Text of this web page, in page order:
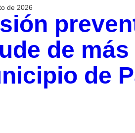
de 2026
de
de